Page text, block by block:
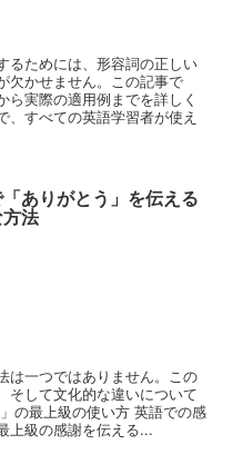
るためには、形容詞の正しい
欠かせません。この記事で
ら実際の適用例までを詳しく
、すべての英語学習者が使え
ありがとう」を伝える
法
は一つではありません。この
そして文化的な違いについて
の最上級の使い方 英語での感
上級の感謝を伝える...